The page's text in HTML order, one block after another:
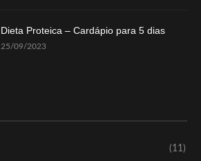
Dieta Proteica – Cardápio para 5 dias
25/09/2023
(11)